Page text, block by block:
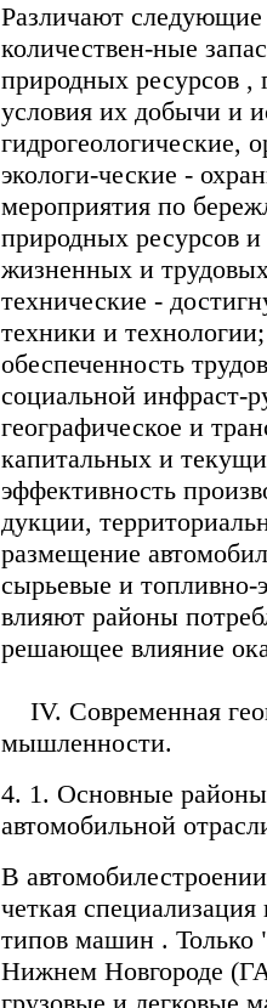
Различают
количествен-ные
природных ресурсов ,
условия их добычи и
гидрогеологические,
экологи-ческие -
мероприятия по
природных ресурсов
жизненных и
технические -
техники и
обеспеченность
социальной инфраст-
географическое и
капитальных и
эффективность
дукции,
размещение
сырьевые и топливно-
влияют районы
решающее влияние
IV. Современная
мышленности.
4. 1. Основные
автомобильной
В
четкая
типов машин .
Нижнем Новгороде